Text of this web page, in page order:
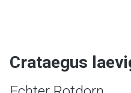
Crataegus